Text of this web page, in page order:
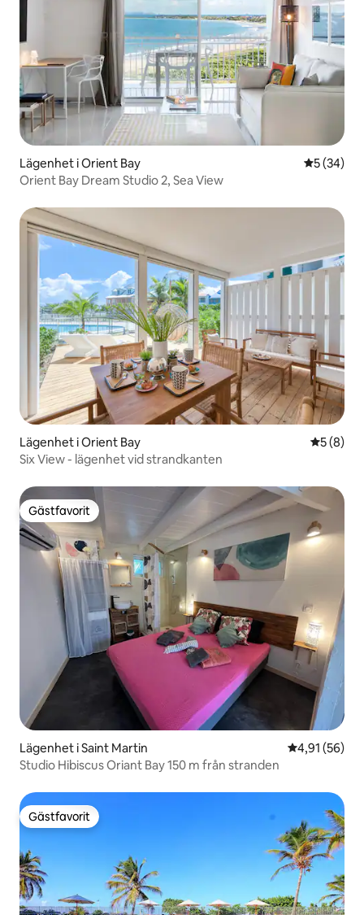
Lägenhet i Orient Bay 5 av 5 i
5 (34)
Orient Bay Dream Studio 2, Sea View
Lägenhet i Orient Bay 5 av 5 i
5 (8)
Six View - lägenhet vid strandkanten
Gästfavorit
Gästfavorit
Lägenhet i Saint Martin 4,91 av 5 i
4,91 (56)
Studio Hibiscus Oriant Bay 150 m från stranden
Gästfavorit
Gästfavorit